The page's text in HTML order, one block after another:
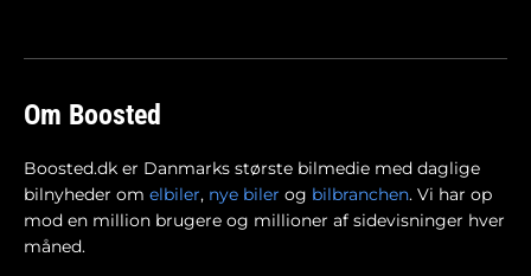
Om Boosted
Boosted.dk er Danmarks største bilmedie med daglige
bilnyheder om elbiler, nye biler og bilbranchen. Vi har op
mod en million brugere og millioner af sidevisninger hver
måned.